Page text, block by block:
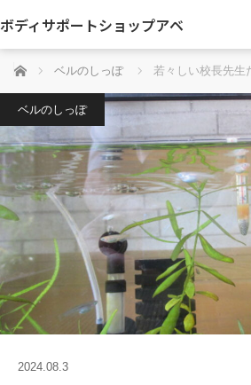
ボディサポートショップアベ
ホーム ベルのしっぽ 若々しい校長先生
ベルのしっぽ
2024.08.3